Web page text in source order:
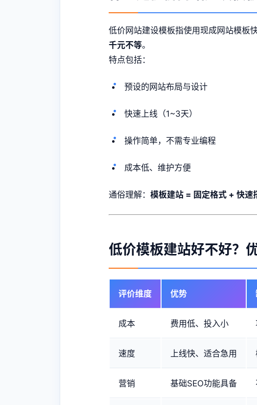
低价网站建设模板指使用现成网站模板
千元不等。
特点包括：
预设的网站布局与设计
快速上线（1~3天）
操作简单，不需专业编程
成本低、维护方便
通俗理解： 模板建站 = 固定格式 + 快速
低价模板建站好不好？
评价维度 优势
成本 费用低、投入小
速度 上线快、适合急用
营销 基础SEO功能具备